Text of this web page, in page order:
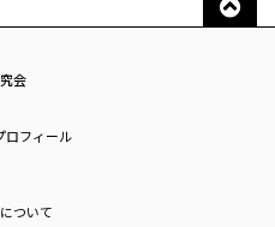
会
ロフィール
ついて